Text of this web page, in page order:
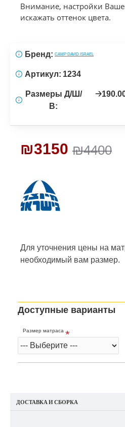
Внимание, настройки
искажать оттенок цвета.
Для уточнения цены на
необходимый вам размер.
₪4400
₪3150
Бренд: CAMP DAVID ISRAEL
Артикул: 1234
Размеры Д/Ш/
В:
Доступные варианты
Размер матраса
ДОСТАВКА И СБОРКА